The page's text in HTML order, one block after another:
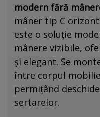
modern fără
mâner tip C
este o soluție
mânere vizibile,
și elegant. Se
între corpul
permițând
sertarelor.